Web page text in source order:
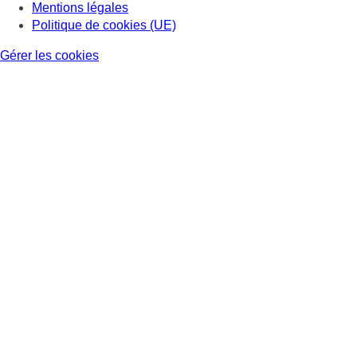
Mentions légales
Politique de cookies (UE)
Gérer les cookies